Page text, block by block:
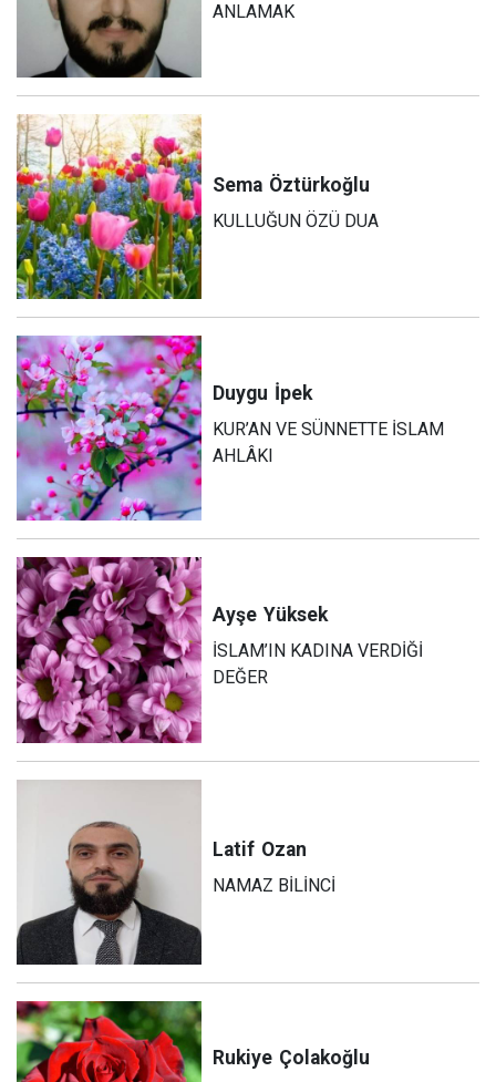
ANLAMAK
Sema Öztürkoğlu
KULLUĞUN ÖZÜ DUA
Duygu İpek
KUR’AN VE SÜNNETTE İSLAM
AHLÂKI
Ayşe Yüksek
İSLAM’IN KADINA VERDİĞİ
DEĞER
Latif Ozan
NAMAZ BİLİNCİ
Rukiye Çolakoğlu